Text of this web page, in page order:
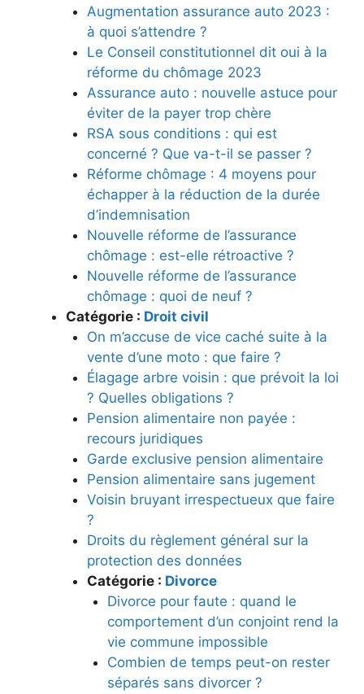
Augmentation assurance auto 2023 :
à quoi s’attendre ?
Le Conseil constitutionnel dit oui à la
réforme du chômage 2023
Assurance auto : nouvelle astuce pour
éviter de la payer trop chère
RSA sous conditions : qui est
concerné ? Que va-t-il se passer ?
Réforme chômage : 4 moyens pour
échapper à la réduction de la durée
d’indemnisation
Nouvelle réforme de l’assurance
chômage : est-elle rétroactive ?
Nouvelle réforme de l’assurance
chômage : quoi de neuf ?
Catégorie : Droit civil
On m’accuse de vice caché suite à la
vente d’une moto : que faire ?
Élagage arbre voisin : que prévoit la loi
? Quelles obligations ?
Pension alimentaire non payée :
recours juridiques
Garde exclusive pension alimentaire
Pension alimentaire sans jugement
Voisin bruyant irrespectueux que faire
?
Droits du règlement général sur la
protection des données
Catégorie : Divorce
Divorce pour faute : quand le
comportement d’un conjoint rend la
vie commune impossible
Combien de temps peut-on rester
séparés sans divorcer ?